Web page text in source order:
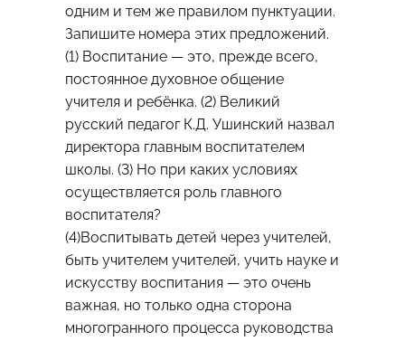
одним и тем же правилом пунктуации.
Запишите номера этих предложений.
(1) Воспитание — это, прежде всего,
постоянное духовное общение
учителя и ребёнка. (2) Великий
русский педагог К.Д. Ушинский назвал
директора главным воспитателем
школы. (3) Но при каких условиях
осуществляется роль главного
воспитателя?
(4)Воспитывать детей через учителей,
быть учителем учителей, учить науке и
искусству воспитания — это очень
важная, но только одна сторона
многогранного процесса руководства